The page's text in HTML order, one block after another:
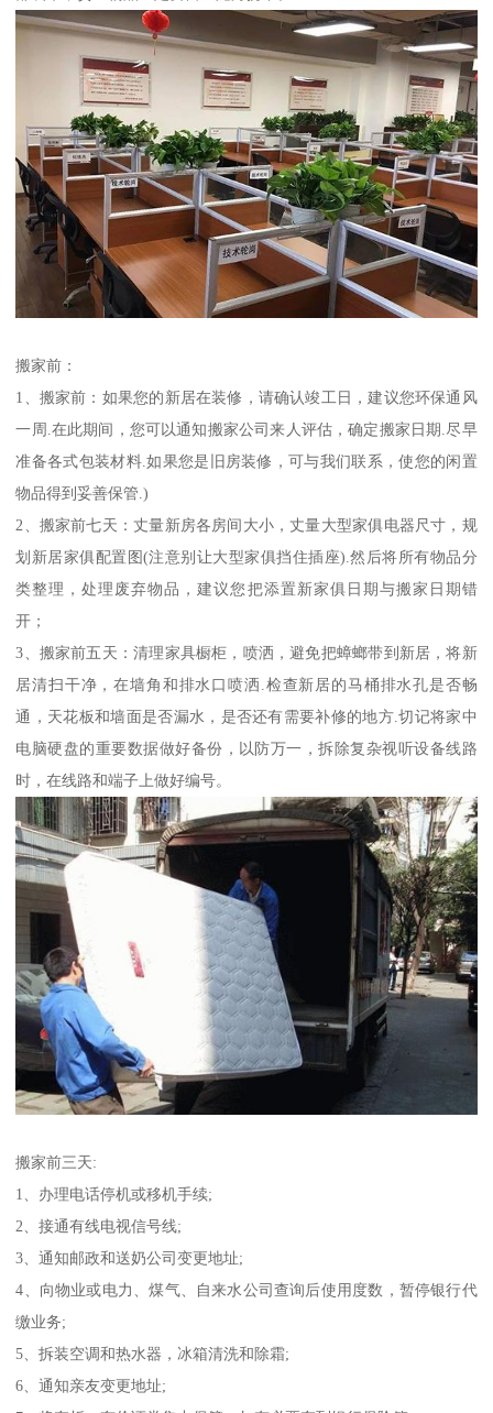
搬家前：
1、搬家前：如果您的新居在装修，请确认竣工日，建议您环保通风
一周.在此期间，您可以通知搬家公司来人评估，确定搬家日期.尽早
准备各式包装材料.如果您是旧房装修，可与我们联系，使您的闲置
物品得到妥善保管.)
2、搬家前七天：丈量新房各房间大小，丈量大型家俱电器尺寸，规
划新居家俱配置图(注意别让大型家俱挡住插座).然后将所有物品分
类整理，处理废弃物品，建议您把添置新家俱日期与搬家日期错
开；
3、搬家前五天：清理家具橱柜，喷洒，避免把蟑螂带到新居，将新
居清扫干净，在墙角和排水口喷洒.检查新居的马桶排水孔是否畅
通，天花板和墙面是否漏水，是否还有需要补修的地方.切记将家中
电脑硬盘的重要数据做好备份，以防万一，拆除复杂视听设备线路
时，在线路和端子上做好编号。
搬家前三天:
1、办理电话停机或移机手续;
2、接通有线电视信号线;
3、通知邮政和送奶公司变更地址;
4、向物业或电力、煤气、自来水公司查询后使用度数，暂停银行代
缴业务;
5、拆装空调和热水器，冰箱清洗和除霜;
6、通知亲友变更地址;